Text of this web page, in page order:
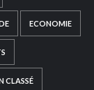
ECONOMIE
CLASSÉ